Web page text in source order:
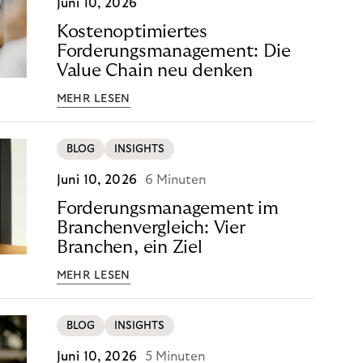
Juni 10, 2026
Kostenoptimiertes
Forderungsmanagement: Die
Value Chain neu denken
MEHR LESEN
BLOG INSIGHTS
Juni 10, 2026 6 Minuten
Forderungsmanagement im
Branchenvergleich: Vier
Branchen, ein Ziel
MEHR LESEN
BLOG INSIGHTS
Juni 10, 2026 5 Minuten